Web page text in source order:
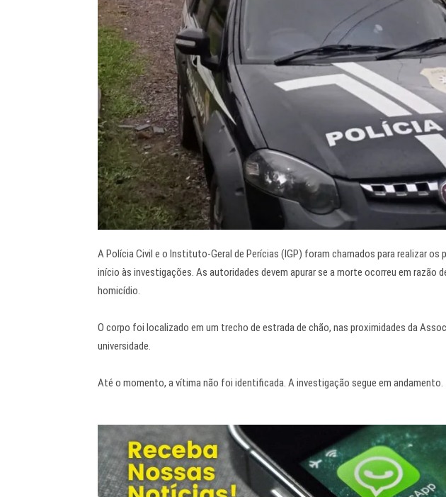
A Polícia Civil e o Instituto-Geral de Perícias (IGP) foram chamados para realizar os
início às investigações. As autoridades devem apurar se a morte ocorreu em razão
homicídio.
O corpo foi localizado em um trecho de estrada de chão, nas proximidades da
universidade.
Até o momento, a vítima não foi identificada. A investigação segue em andamento.